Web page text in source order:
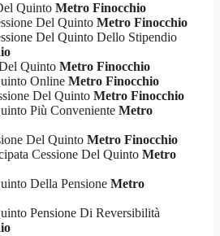
Quinto Metro Finocchio
Del Quinto Metro Finocchio
Del Quinto Dello Stipendio
Quinto Metro Finocchio
Online Metro Finocchio
Del Quinto Metro Finocchio
Più Conveniente Metro
Del Quinto Metro Finocchio
Cessione Del Quinto Metro
Della Pensione Metro
Pensione Di Reversibilità